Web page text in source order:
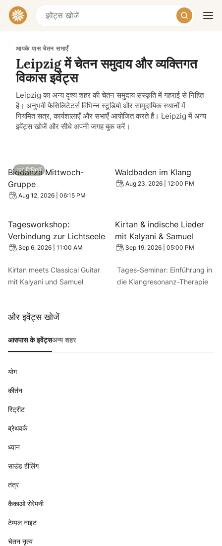
आजकल सप्ताहांत
आपके पास चेतन सभाएँ
Leipzig में चेतन समुदाय और व्यक्तिगत
विकास इवेंट्स
Leipzig का अन्य दृश्य शहर की चेतन समुदाय संस्कृति में गहराई से निहित
है। अनुभवी फैसिलिटेटर्स विभिन्न स्टूडियो और सामुदायिक स्थानों में
नियमित सत्र, कार्यशालाएँ और सभाएँ आयोजित करते हैं। Leipzig में अन्य
इवेंट्स खोजें और सीधे अपनी जगह बुक करें।
View event: Biodanza Mittwoch-Gruppe
कई तिथियाँ
Biodanza Mittwoch-
Gruppe
Aug 12, 2026 | 06:15 PM
Waldbaden im Klang
Aug 23, 2026 | 12:00 PM
Tagesworkshop:
Verbindung zur Lichtseele
Sep 6, 2026 | 11:00 AM
Kirtan & indische Lieder
mit Kalyani & Samuel
Sep 19, 2026 | 05:00 PM
Kirtan meets Classical Guitar
mit Kalyani und Samuel
Tages-Seminar: Einführung in
die Klangresonanz-Therapie
और इवेंट्स खोजें
आसपास के इवेंट्सअन्य शहर
योग
कीर्तन
रिट्रीट
ब्रेथवर्क
ध्यान
साउंड हीलिंग
तंत्र
कैकाओ सेरेमनी
टेम्पल नाइट
चेतन नृत्य